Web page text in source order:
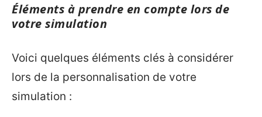
Éléments à prendre en compte lors de
votre simulation
Voici quelques éléments clés à considérer
lors de la personnalisation de votre
simulation :